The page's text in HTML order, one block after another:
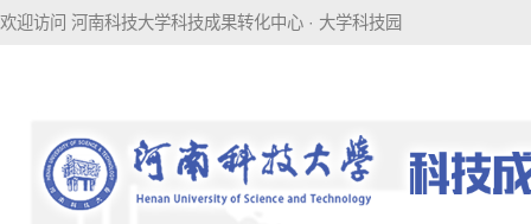
欢迎访问 河南科技大学科技成果转化中心 · 大学科技园